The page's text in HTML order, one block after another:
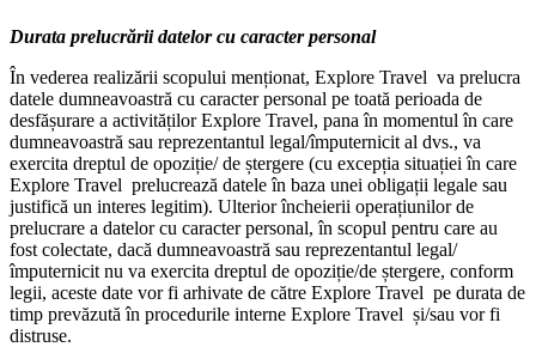
Durata prelucrării datelor cu caracter personal
În vederea realizării scopului menționat, Explore Travel va prelucra
datele dumneavoastră cu caracter personal pe toată perioada de
desfășurare a activităților Explore Travel, pana în momentul în care
dumneavoastră sau reprezentantul legal/împuternicit al dvs., va
exercita dreptul de opoziție/ de ștergere (cu excepția situației în care
Explore Travel prelucrează datele în baza unei obligații legale sau
justifică un interes legitim). Ulterior încheierii operațiunilor de
prelucrare a datelor cu caracter personal, în scopul pentru care au
fost colectate, dacă dumneavoastră sau reprezentantul legal/
împuternicit nu va exercita dreptul de opoziție/de ștergere, conform
legii, aceste date vor fi arhivate de către Explore Travel pe durata de
timp prevăzută în procedurile interne Explore Travel și/sau vor fi
distruse.